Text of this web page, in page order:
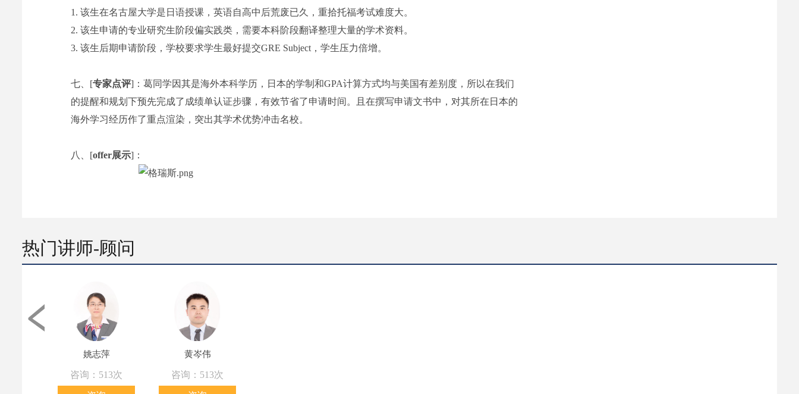
1. 该生在名古屋大学是日语授课，英语自高中后荒废已久，重拾托福考试难度大。
2. 该生申请的专业研究生阶段偏实践类，需要本科阶段翻译整理大量的学术资料。
3. 该生后期申请阶段，学校要求学生最好提交GRE Subject，学生压力倍增。
七、[专家点评]：葛同学因其是海外本科学历，日本的学制和GPA计算方式均与美国有差别度，所以在我们
的提醒和规划下预先完成了成绩单认证步骤，有效节省了申请时间。且在撰写申请文书中，对其所在日本的
海外学习经历作了重点渲染，突出其学术优势冲击名校。
八、[offer展示]：
热门讲师-顾问
姚志萍
咨询：513次
黄岑伟
咨询：513次